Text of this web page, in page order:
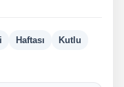
Haftası
Kutlu